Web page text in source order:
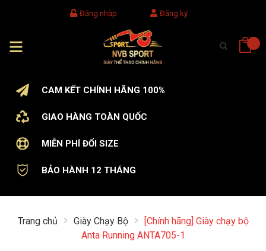
Đăng nhập Đăng ký
CAM KẾT CHÍNH HÃNG 100%
GIAO HÀNG TOÀN QUỐC
MIỄN PHÍ ĐỔI SIZE
BẢO HÀNH 12 THÁNG
Trang chủ Giày Chạy Bộ
[Chính hãng] Giày chạy bộ
Anta Running ANTA705-1